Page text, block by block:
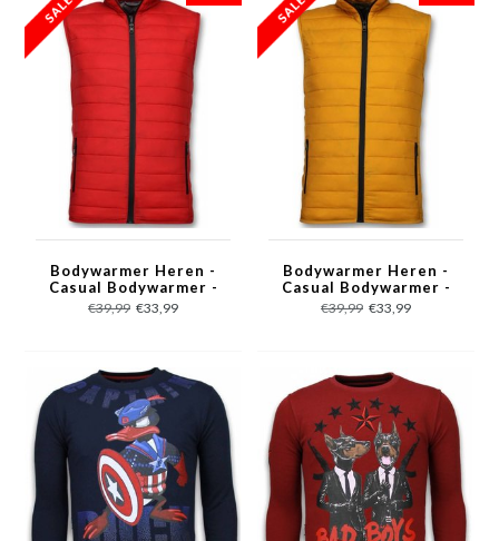
Bodywarmer Heren -
Casual Bodywarmer -
Rood
€39,99 €33,99
Bodywarmer Heren -
Casual Bodywarmer -
Geel
€39,99 €33,99